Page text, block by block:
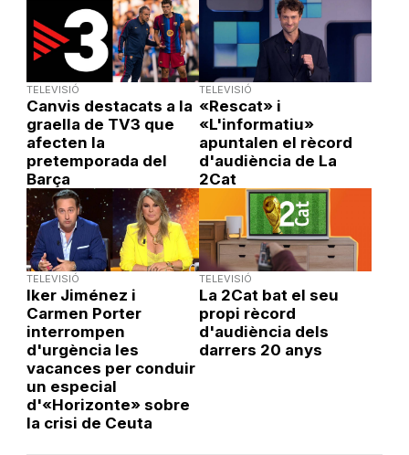
TELEVISIÓ
Canvis destacats a la
graella de TV3 que
afecten la
pretemporada del
Barça
TELEVISIÓ
«Rescat» i
«L'informatiu»
apuntalen el rècord
d'audiència de La
2Cat
TELEVISIÓ
Iker Jiménez i
Carmen Porter
interrompen
d'urgència les
vacances per conduir
un especial
d'«Horizonte» sobre
la crisi de Ceuta
TELEVISIÓ
La 2Cat bat el seu
propi rècord
d'audiència dels
darrers 20 anys